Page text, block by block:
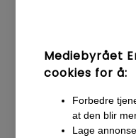
Mediebyrået
cookies for å:
Forbedre
at den blir
Lage